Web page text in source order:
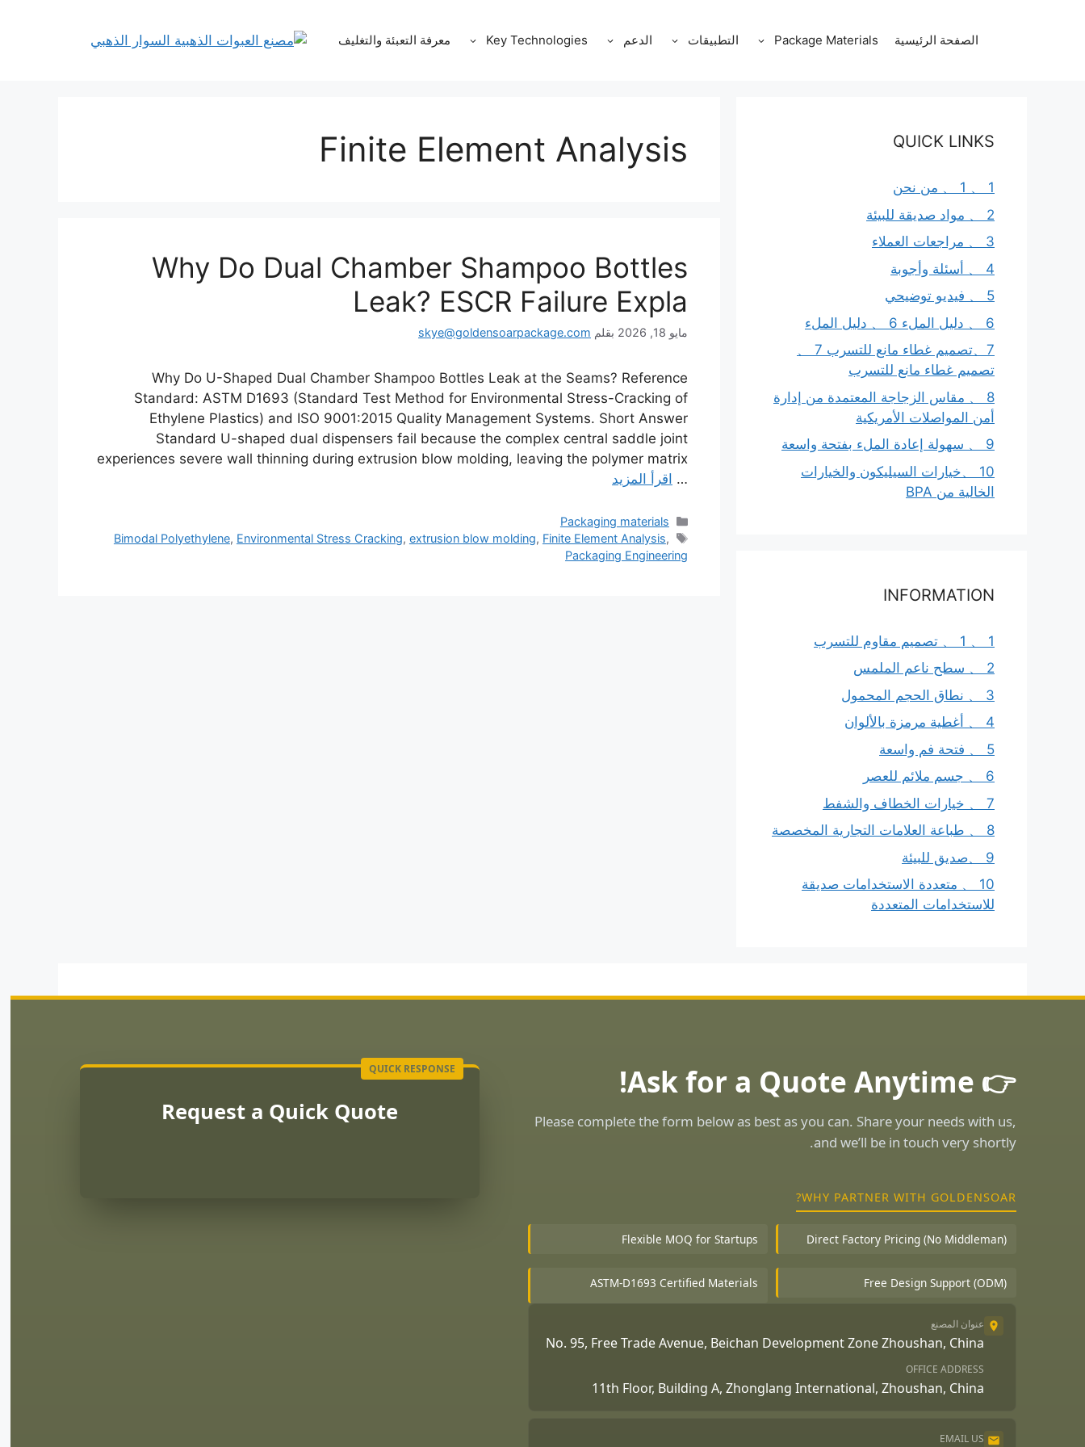
الصفحة الرئيسية Package Materials التطبيقات الدعم Key Technologies معرفة التعبئة والتغليف
Finite Element Analysis
Why Do Dual Chamber Shampoo Bottles
Leak? ESCR Failure Expla
مايو 18, 2026 بقلم skye@goldensoarpackage.com
Why Do U-Shaped Dual Chamber Shampoo Bottles Leak at the Seams? Reference
Standard: ASTM D1693 (Standard Test Method for Environmental Stress-Cracking of
Ethylene Plastics) and ISO 9001:2015 Quality Management Systems. Short Answer
Standard U-shaped dual dispensers fail because the complex central saddle joint
experiences severe wall thinning during extrusion blow molding, leaving the polymer matrix
… اقرأ المزيد
التصنيفات
Packaging materials
الوسوم
Bimodal Polyethylene, Environmental Stress Cracking, extrusion blow molding, Finite Element Analysis,
Packaging Engineering
QUICK LINKS
1 、 1 、 من نحن
2 、 مواد صديقة للبيئة
3 、 مراجعات العملاء
4 、 أسئلة وأجوبة
5 、 فيديو توضيحي
6 、 دليل الملء 6 、 دليل الملء
7、تصميم غطاء مانع للتسرب 7 、
تصميم غطاء مانع للتسرب
8 、 مقاس الزجاجة المعتمدة من إدارة
أمن المواصلات الأمريكية
9 、 سهولة إعادة الملء بفتحة واسعة
10 、خيارات السيليكون والخيارات
الخالية من BPA
INFORMATION
1 、 1 、 تصميم مقاوم للتسرب
2 、 سطح ناعم الملمس
3 、 نطاق الحجم المحمول
4 、 أغطية مرمزة بالألوان
5 、 فتحة فم واسعة
6 、 جسم ملائم للعصر
7 、 خيارات الخطاف والشفط
8 、 طباعة العلامات التجارية المخصصة
9 、صديق للبيئة
10 、 متعددة الاستخدامات صديقة
للاستخدامات المتعددة
👉 Ask for a Quote Anytime!
Please complete the form below as best as you can. Share your needs with us,
and we’ll be in touch very shortly.
WHY PARTNER WITH GOLDENSOAR?
Direct Factory Pricing (No Middleman)
Flexible MOQ for Startups
Free Design Support (ODM)
ASTM-D1693 Certified Materials
عنوان المصنع
No. 95, Free Trade Avenue, Beichan Development Zone Zhoushan, China
OFFICE ADDRESS
11th Floor, Building A, Zhonglang International, Zhoushan, China
EMAIL US
Request a Quick Quote